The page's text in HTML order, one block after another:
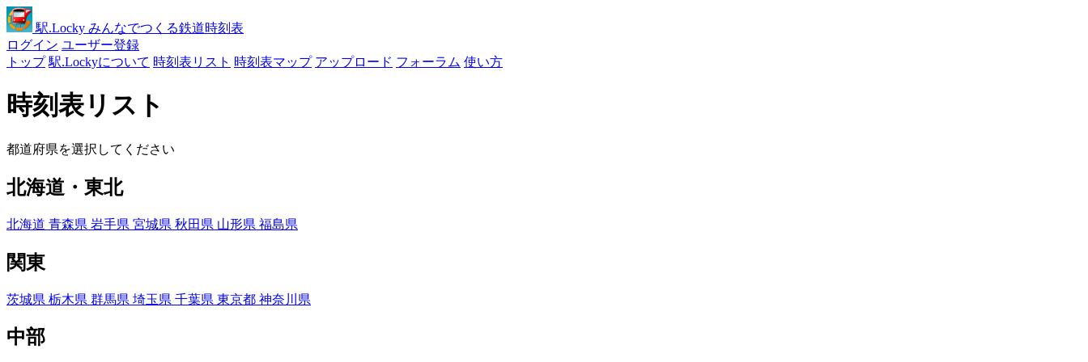
駅.Locky みんなでつくる鉄道時刻表
ログイン ユーザー登録
トップ 駅.Lockyについて 時刻表リスト 時刻表マップ アップロード フォーラム 使い方
時刻表リスト
都道府県を選択してください
北海道・東北
北海道 青森県 岩手県 宮城県 秋田県 山形県 福島県
関東
茨城県 栃木県 群馬県 埼玉県 千葉県 東京都 神奈川県
中部